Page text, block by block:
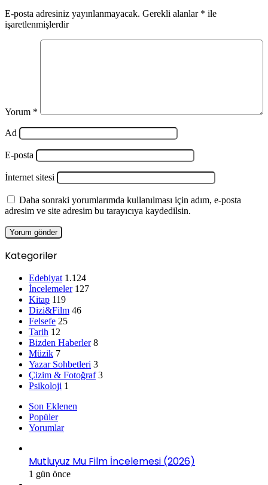
E-posta adresiniz yayınlanmayacak. Gerekli alanlar * ile
işaretlenmişlerdir
Yorum *
Ad
E-posta
İnternet sitesi
Daha sonraki yorumlarımda kullanılması için adım, e-posta
adresim ve site adresim bu tarayıcıya kaydedilsin.
Kategoriler
Edebiyat 1.124
İncelemeler 127
Kitap 119
Dizi&Film 46
Felsefe 25
Tarih 12
Bizden Haberler 8
Müzik 7
Yazar Sohbetleri 3
Çizim & Fotoğraf 3
Psikoloji 1
Son Eklenen
Popüler
Yorumlar
Mutluyuz Mu Film İncelemesi (2026)
1 gün önce